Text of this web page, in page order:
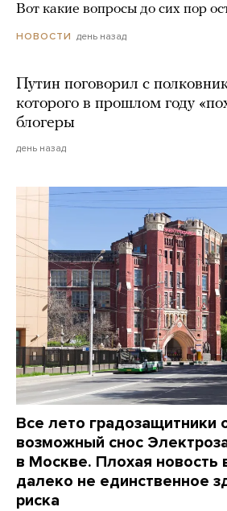
Вот какие вопросы до сих пор
НОВОСТИ день назад
Путин поговорил с
которого в прошлом году
блогеры
день назад
Все лето градозащитники
возможный снос
в Москве. Плохая новость
далеко не единственное
риска